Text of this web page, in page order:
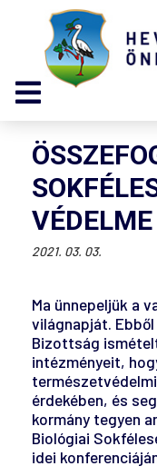
2021. 03. 03.
Ma ünnepeljük a
világnapját.
Bizottság
intézményeit,
érdekében, és
kormány tegyen
Biológiai
idei